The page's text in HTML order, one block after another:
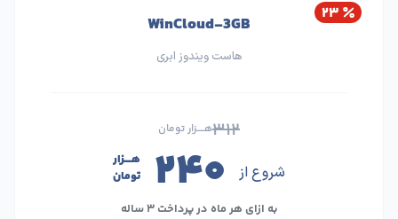
۲۳ WinCloud-3GB
هاست ویندوز ابری
۳۱۲هــــزار تومان
شروع از ۲۴۰
هــــزار
تومان
به ازای هر ماه در پرداخت ۳ ساله